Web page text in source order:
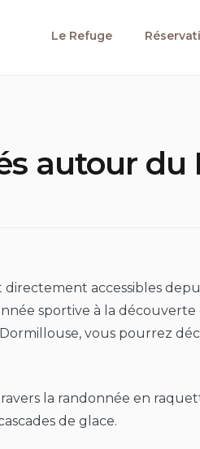
Le Refuge
autour du
accessibles
sportive à la
vous pourrez
la randonnée en
de glace.